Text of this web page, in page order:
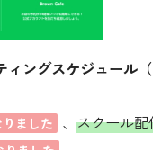
ングスケジュール（
ました 、スクール配